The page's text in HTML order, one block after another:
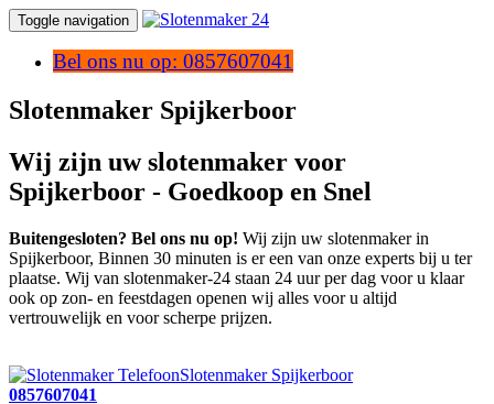
Toggle navigation
Bel ons nu op: 0857607041
Slotenmaker Spijkerboor
Wij zijn uw slotenmaker voor
Spijkerboor - Goedkoop en Snel
Buitengesloten? Bel ons nu op! Wij zijn uw slotenmaker in
Spijkerboor, Binnen 30 minuten is er een van onze experts bij u ter
plaatse. Wij van slotenmaker-24 staan 24 uur per dag voor u klaar
ook op zon- en feestdagen openen wij alles voor u altijd
vertrouwelijk en voor scherpe prijzen.
Slotenmaker Spijkerboor
0857607041